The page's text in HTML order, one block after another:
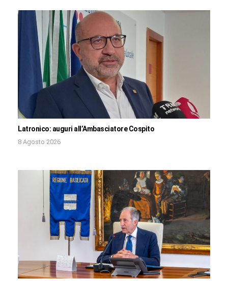
Latronico: auguri all’Ambasciatore Cospito
8 Agosto 2026